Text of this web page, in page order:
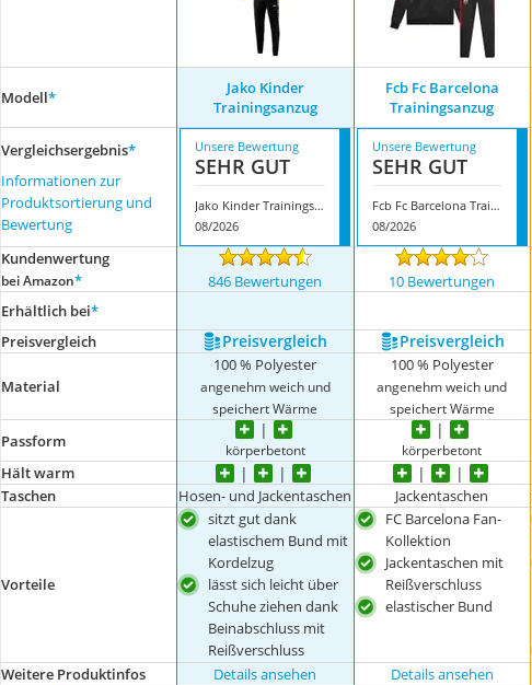
Modell*
Jako Kinder
Trainingsanzug
Fcb Fc Barcelona
Trainingsanzug
Vergleichsergebnis*
Informationen zur
Produktsortierung und
Bewertung
Unsere Bewertung
SEHR GUT
Jako Kinder Trainingsanzug
08/2026
Unsere Bewertung
SEHR GUT
Fcb Fc Barcelona Trainingsanzug
08/2026
Kundenwertung
bei Amazon* 846 Bewertungen 10 Bewertungen
Erhältlich bei*
Preis­vergleich
Preis­vergleich Preis­vergleich
Material
100 % Polyester
angenehm weich und
speichert Wärme
100 % Polyester
angenehm weich und
speichert Wärme
Passform körperbetont körperbetont
Hält warm
Taschen
Hosen- und Jackentaschen Jackentaschen
Vorteile
sitzt gut dank
elastischem Bund mit
Kordelzug
lässt sich leicht über
Schuhe ziehen dank
Beinabschluss mit
Reißverschluss
FC Barcelona Fan-
Kollektion
Jackentaschen mit
Reißverschluss
elastischer Bund
Weitere Produktinfos Details ansehen Details ansehen